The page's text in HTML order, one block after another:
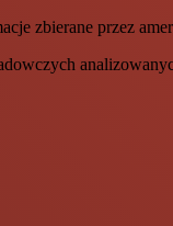
zbierane przez